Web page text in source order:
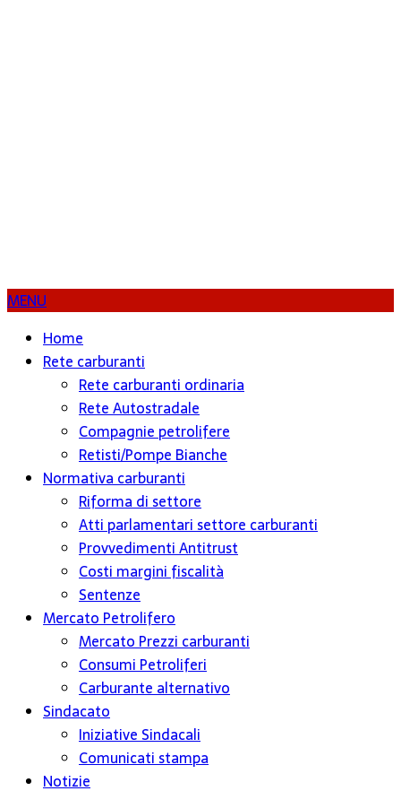
MENU
Home
Rete carburanti
Rete carburanti ordinaria
Rete Autostradale
Compagnie petrolifere
Retisti/Pompe Bianche
Normativa carburanti
Riforma di settore
Atti parlamentari settore carburanti
Provvedimenti Antitrust
Costi margini fiscalità
Sentenze
Mercato Petrolifero
Mercato Prezzi carburanti
Consumi Petroliferi
Carburante alternativo
Sindacato
Iniziative Sindacali
Comunicati stampa
Notizie